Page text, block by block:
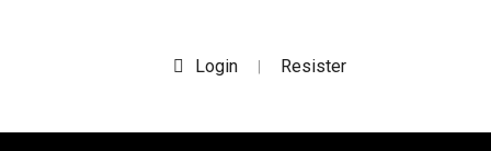
Login | Resister